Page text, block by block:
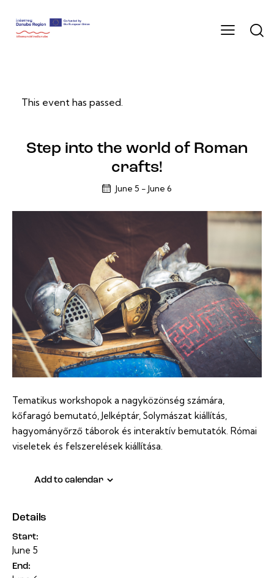
This event has passed.
Step into the world of Roman
crafts!
June 5 - June 6
Tematikus workshopok a nagyközönség számára,
kőfaragó bemutató, Jelképtár, Solymászat kiállítás,
hagyományőrző táborok és interaktív bemutatók. Római
viseletek és felszerelések kiállítása.
Add to calendar
Details
Start:
June 5
End: